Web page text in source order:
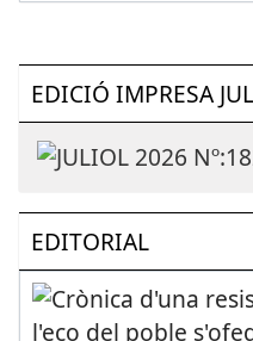
EDICIÓ IMPRESA
EDITORIAL